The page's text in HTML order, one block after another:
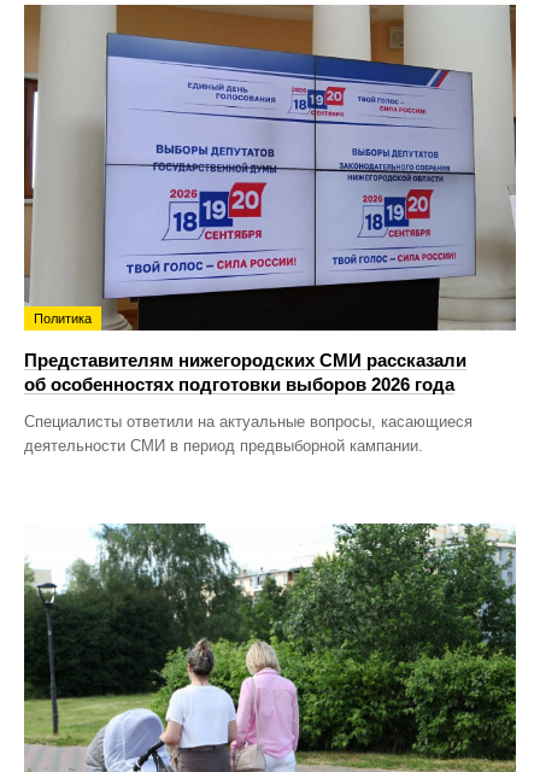
Политика
Представителям нижегородских СМИ рассказали
об особенностях подготовки выборов 2026 года
Специалисты ответили на актуальные вопросы, касающиеся
деятельности СМИ в период предвыборной кампании.